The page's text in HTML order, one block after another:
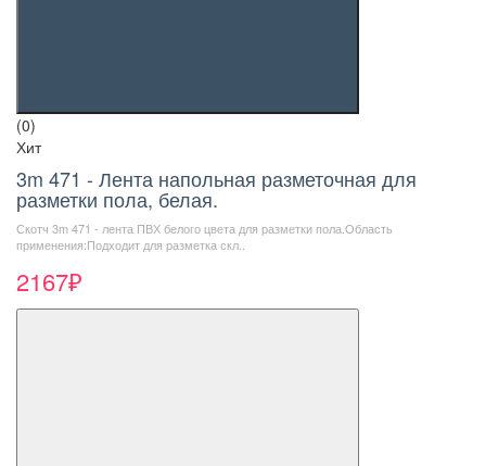
(0)
Хит
3m 471 - Лента напольная разметочная для
разметки пола, белая.
Скотч 3m 471 - лента ПВХ белого цвета для разметки пола.Область
применения:Подходит для разметка скл..
2167₽